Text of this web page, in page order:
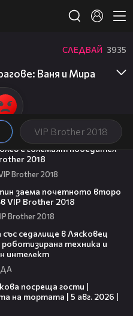
VIP Brother 2018
СЛЕДВАЙ 3935
Ваня и Мира
е големият победител
2018
Brother 2018
заема почетното второ
VIP Brother 2018
Brother 2018
седалище в Лясковец
роботизирана техника и
интелект
посреща гости |
на тортата | 5 авг. 2026 |